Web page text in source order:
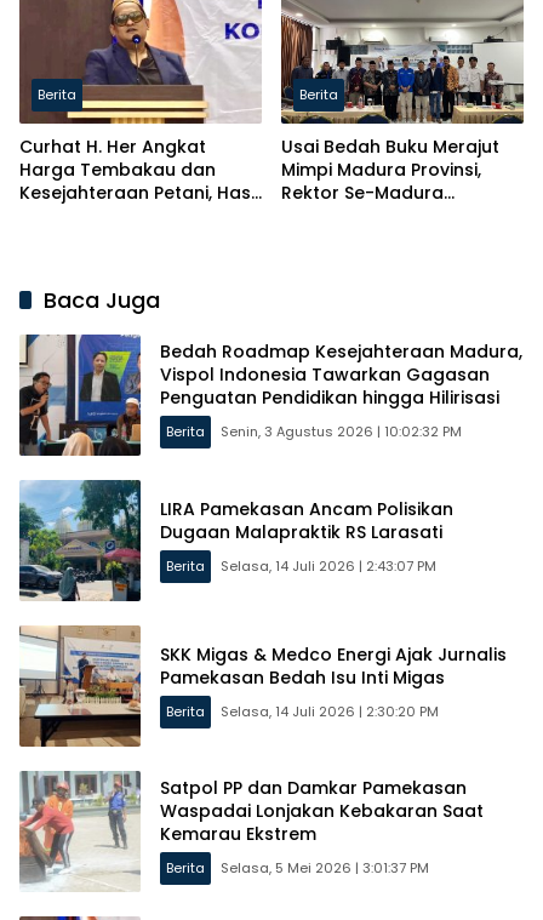
Berita
Curhat H. Her Angkat
Harga Tembakau dan
Kesejahteraan Petani, Hasil
Berita
Usai Bedah Buku Merajut
Mimpi Madura Provinsi,
Rektor Se-Madura
Baca Juga
Bedah Roadmap Kesejahteraan Madura,
Vispol Indonesia Tawarkan Gagasan
Penguatan Pendidikan hingga Hilirisasi
Berita Senin, 3 Agustus 2026 | 10:02:32 PM
LIRA Pamekasan Ancam Polisikan
Dugaan Malapraktik RS Larasati
Berita Selasa, 14 Juli 2026 | 2:43:07 PM
SKK Migas & Medco Energi Ajak Jurnalis
Pamekasan Bedah Isu Inti Migas
Berita Selasa, 14 Juli 2026 | 2:30:20 PM
Satpol PP dan Damkar Pamekasan
Waspadai Lonjakan Kebakaran Saat
Kemarau Ekstrem
Berita Selasa, 5 Mei 2026 | 3:01:37 PM